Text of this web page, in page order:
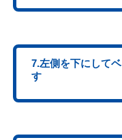
7.左側を下にして
す